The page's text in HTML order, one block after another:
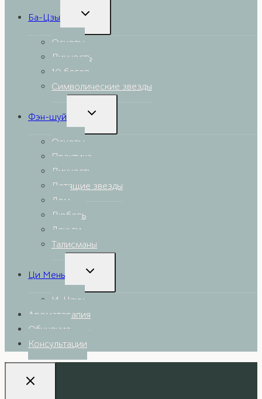
Ба-Цзы
Toggle
child
menu
Основы
Личность
10 богов
Символические звезды
Фэн-шуй
Toggle
child
menu
Основы
Практика
Личность
Летящие звезды
Дом
Любовь
Деньги
Талисманы
Ци Мень
Toggle
child
menu
И-Цзин
Ароматерапия
Обучение
Консультации